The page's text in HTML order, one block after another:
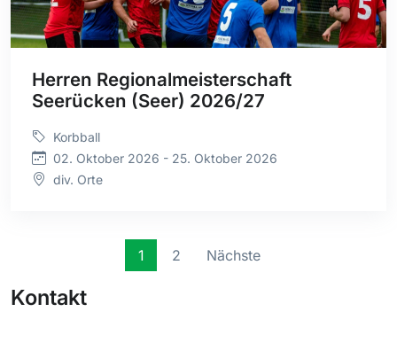
Herren Regionalmeisterschaft
Seerücken (Seer) 2026/27
Korbball
02. Oktober 2026 - 25. Oktober 2026
div. Orte
1 2 Nächste
Kontakt